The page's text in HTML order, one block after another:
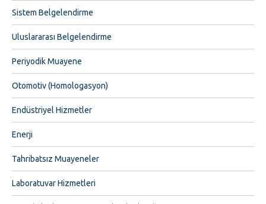
Sistem Belgelendirme
Uluslararası Belgelendirme
Periyodik Muayene
Otomotiv (Homologasyon)
Endüstriyel Hizmetler
Enerji
Tahribatsız Muayeneler
Laboratuvar Hizmetleri